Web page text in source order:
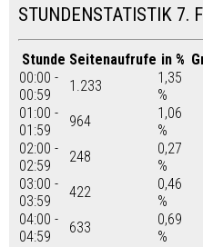
STUNDENSTATISTIK 7.
Stunde Seitenaufrufe in %
00:00 -
00:59
1.233
1,35
%
01:00 -
01:59
964
1,06
%
02:00 -
02:59
248
0,27
%
03:00 -
03:59
422
0,46
%
04:00 -
04:59
633
0,69
%